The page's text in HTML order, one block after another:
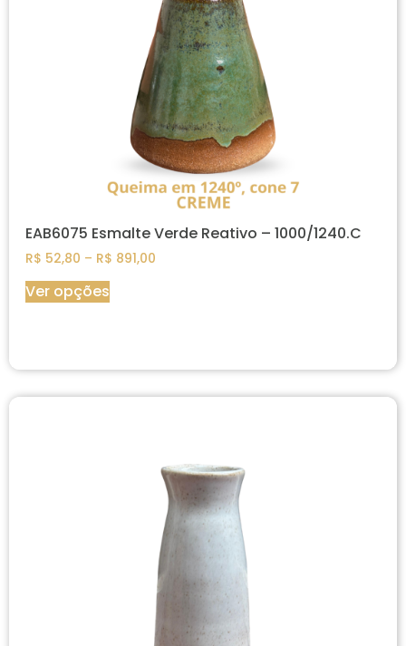
EAB6075 Esmalte Verde Reativo – 1000/1240.C
R$ 52,80 – R$ 891,00
Ver opções